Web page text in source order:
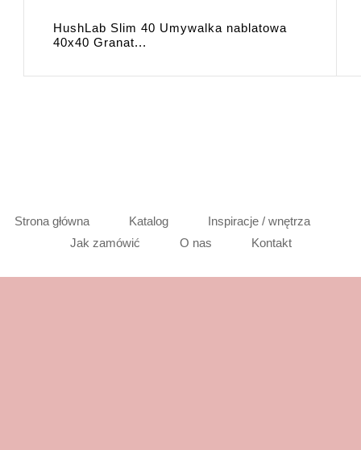
HushLab Slim 40 Umywalka nablatowa
40x40 Granat...
Strona główna Katalog
Inspiracje / wnętrza
Jak zamówić
O nas Kontakt